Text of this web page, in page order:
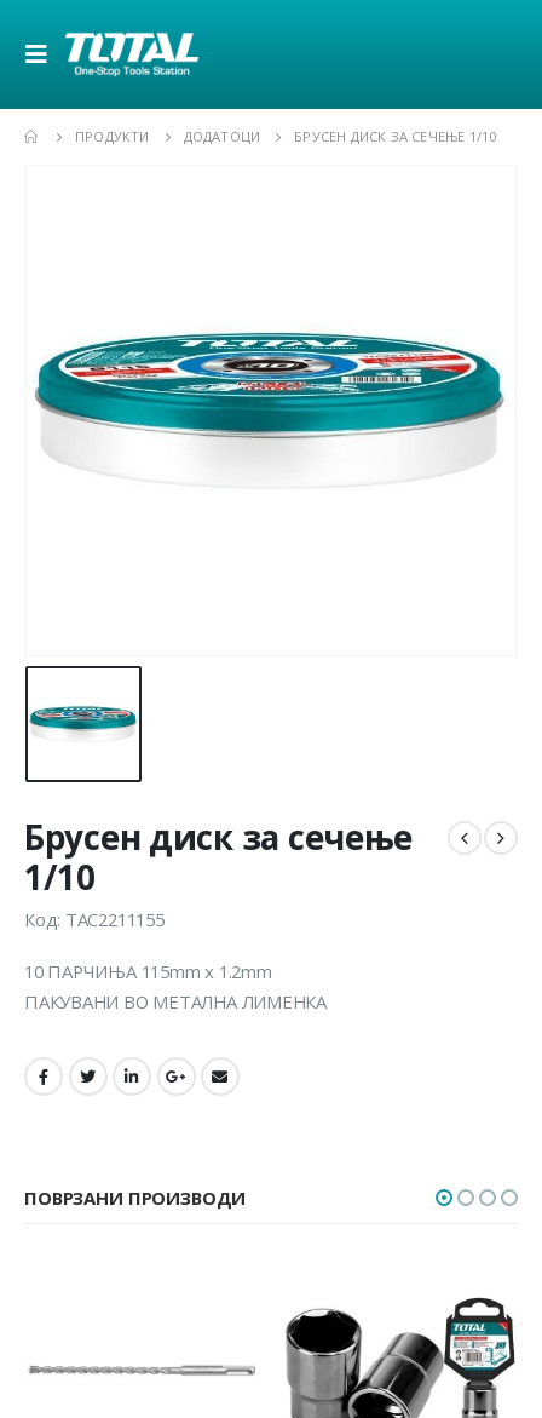
ПРОДУКТИ ДОДАТОЦИ БРУСЕН ДИСК ЗА СЕЧЕЊЕ 1/10
Брусен диск за сечење
1/10
Код: TAC2211155
10 ПАРЧИЊА 115mm x 1.2mm
ПАКУВАНИ ВО МЕТАЛНА ЛИМЕНКА
ПОВРЗАНИ ПРОИЗВОДИ